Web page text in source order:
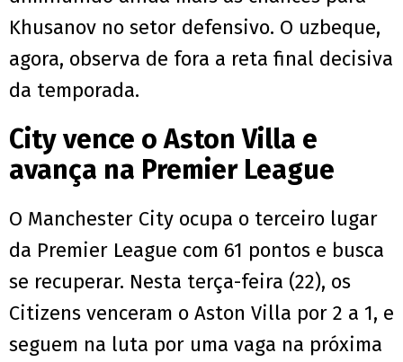
Khusanov no setor defensivo. O uzbeque,
agora, observa de fora a reta final decisiva
da temporada.
City vence o Aston Villa e
avança na Premier League
O Manchester City ocupa o terceiro lugar
da Premier League com 61 pontos e busca
se recuperar. Nesta terça-feira (22), os
Citizens venceram o Aston Villa por 2 a 1, e
seguem na luta por uma vaga na próxima